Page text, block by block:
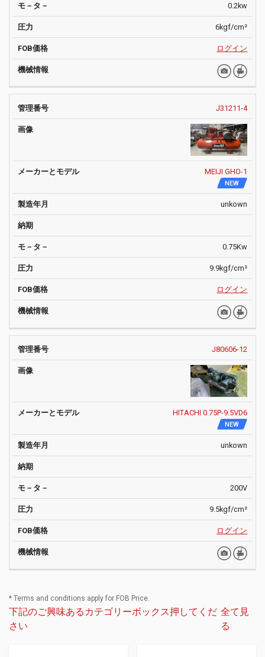
0.2kw
6kgf/cm²
ログイン
J31211-4
MEIJI GHO-1
NEW
unkown
0.75Kw
9.9kgf/cm²
ログイン
J80606-12
HITACHI 0.75P-9.5VD6
NEW
unkown
200V
9.5kgf/cm²
ログイン
* Terms and conditions apply for FOB Price.
下記のご興味あるカテゴリーボックス押してくだ
さい
全て見
る